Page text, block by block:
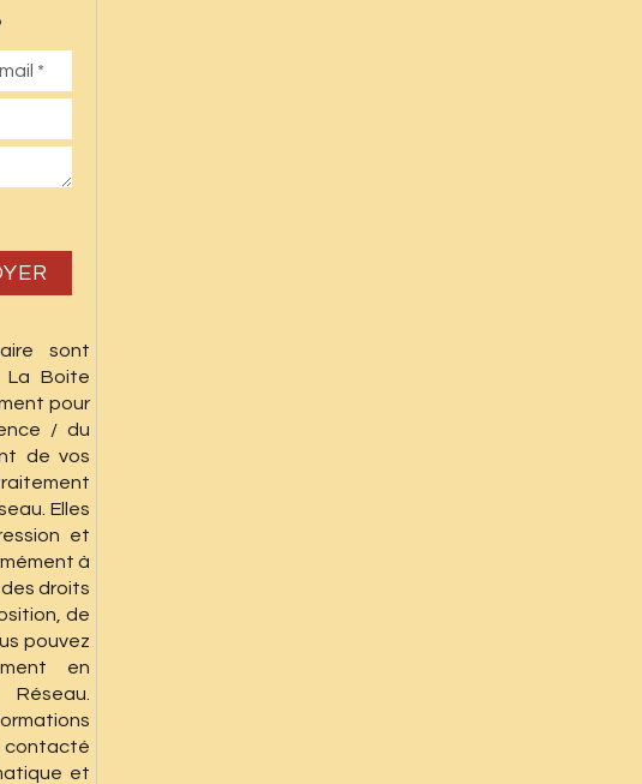
sont
La Boite
pour
/ du
de vos
Elles
et
à
droits
de
pouvez
en
contacté
et